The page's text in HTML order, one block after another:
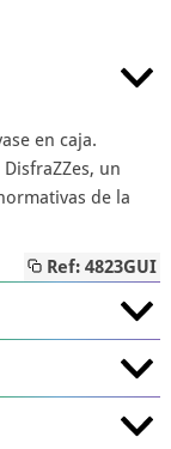
en caja.
un
de la
Ref: 4823GUI